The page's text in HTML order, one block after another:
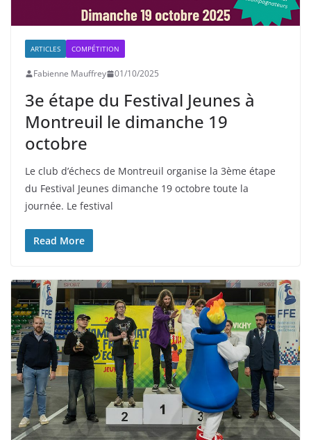
ARTICLES COMPÉTITION
Fabienne Mauffrey 01/10/2025
3e étape du Festival Jeunes à
Montreuil le dimanche 19
octobre
Le club d’échecs de Montreuil organise la 3ème étape
du Festival Jeunes dimanche 19 octobre toute la
journée. Le festival
Read More